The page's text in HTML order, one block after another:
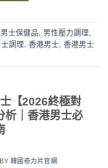
男士保健品 男性壓力調理
調理 香港男士 香港男士
【2026終極對
析｜香港男士必
BY 韓國奇力片官網